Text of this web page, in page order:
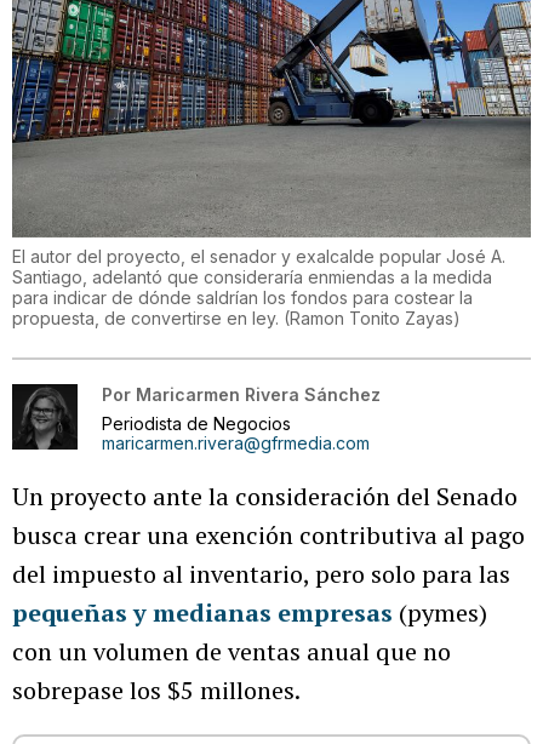
El autor del proyecto, el senador y exalcalde popular José A.
Santiago, adelantó que consideraría enmiendas a la medida
para indicar de dónde saldrían los fondos para costear la
propuesta, de convertirse en ley. (Ramon Tonito Zayas)
Por Maricarmen Rivera Sánchez
Periodista de Negocios
maricarmen.rivera@gfrmedia.com
Un proyecto ante la consideración del Senado
busca crear una exención contributiva al pago
del impuesto al inventario, pero solo para las
pequeñas y medianas empresas (pymes)
con un volumen de ventas anual que no
sobrepase los $5 millones.